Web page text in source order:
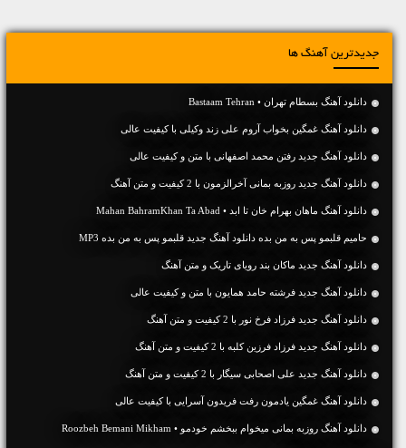
جدیدترین آهنگ ها
دانلود آهنگ بسطام تهران • Bastaam Tehran
دانلود آهنگ غمگین بخواب آروم علی زند وکیلی با کیفیت عالی
دانلود آهنگ جديد رفتن محمد اصفهانی با متن و کیفیت عالی
دانلود آهنگ جديد روزبه بمانی آخرالزمون با 2 کیفیت و متن آهنگ
دانلود آهنگ ماهان بهرام خان تا ابد • Mahan BahramKhan Ta Abad
حامیم قلبمو پس به من بده دانلود آهنگ جدید قلبمو پس به من بده MP3
دانلود آهنگ جديد ماکان بند رویای تاریک و متن آهنگ
دانلود آهنگ جديد فرشته حامد همایون با متن و کیفیت عالی
دانلود آهنگ جديد فرزاد فرخ نور با 2 کیفیت و متن آهنگ
دانلود آهنگ جديد فرزاد فرزین کلبه با 2 کیفیت و متن آهنگ
دانلود آهنگ جديد علی اصحابی سیگار با 2 کیفیت و متن آهنگ
دانلود آهنگ غمگین یادمون رفت فریدون آسرایی با کیفیت عالی
دانلود آهنگ روزبه بمانی میخوام ببخشم خودمو • Roozbeh Bemani Mikham